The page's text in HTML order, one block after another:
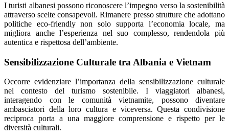
I turisti albanesi possono riconoscere l’impegno verso la sostenibilità
attraverso scelte consapevoli. Rimanere presso strutture che adottano
politiche eco-friendly non solo supporta l’economia locale, ma
migliora anche l’esperienza nel suo complesso, rendendola più
autentica e rispettosa dell’ambiente.
Sensibilizzazione Culturale tra Albania e Vietnam
Occorre evidenziare l’importanza della sensibilizzazione culturale
nel contesto del turismo sostenibile. I viaggiatori albanesi,
interagendo con le comunità vietnamite, possono diventare
ambasciatori della loro cultura e viceversa. Questa condivisione
reciproca porta a una maggiore comprensione e rispetto per le
diversità culturali.